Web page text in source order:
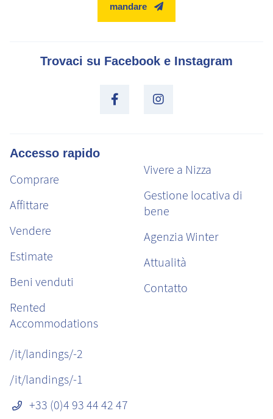
mandare
Trovaci su Facebook e Instagram
Accesso rapido
Comprare
Affittare
Vendere
Estimate
Beni venduti
Rented
Accommodations
Vivere a Nizza
Gestione locativa di
bene
Agenzia Winter
Attualità
Contatto
/it/landings/-2
/it/landings/-1
+33 (0)4 93 44 42 47